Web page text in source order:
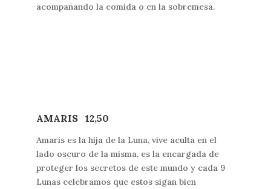
acompañando la comida o en la sobremesa.
AMARIS 12,50
Amaris es la hija de la Luna, vive aculta en el
lado oscuro de la misma, es la encargada de
proteger los secretos de este mundo y cada 9
Lunas celebramos que estos sigan bien